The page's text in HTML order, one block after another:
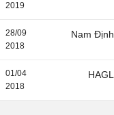
2019
28/09
2018
Nam Định
01/04
2018
HAGL